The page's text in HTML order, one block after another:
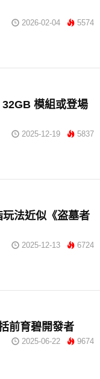
2026-02-04 5574
模組或登場
2025-12-19 5837
法近似《盗墓者
2025-12-13 6724
前育碧開發者
2025-06-22 9674